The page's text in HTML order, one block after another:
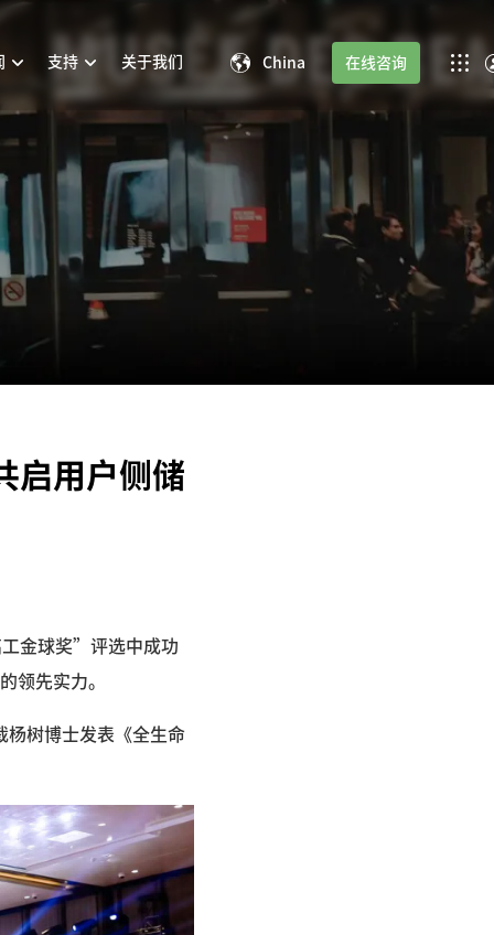
支持 关于我们 China 在线咨询
启用户侧储
金球奖”评选中成功
领先实力。
杨树博士发表《全生命